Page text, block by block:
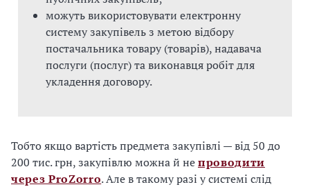
можуть використовувати електронну
систему закупівель з метою відбору
постачальника товару (товарів), надавача
послуги (послуг) та виконавця робіт для
укладення договору.
Тобто якщо вартість предмета закупівлі — від 50 до
200 тис. грн, закупівлю можна й непроводити
через ProZorro. Але в такому разі у системі слід